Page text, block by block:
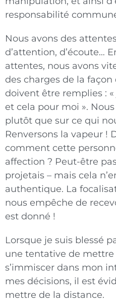
responsa­bilité
Nous avons des
d’at­tention, d’écoute…
attentes, nous avons
des charges de la
doivent être remplies : «
et cela pour moi ».
plutôt que sur ce qui
Renversons la vapeur !
comment cette
affection ? Peut-être
projetais – mais cela
authentique. La
nous empêche de
est donné !
Lorsque je suis blessé
une tentative de
s’immiscer dans mon
mes décisions, il est
mettre de la distance.